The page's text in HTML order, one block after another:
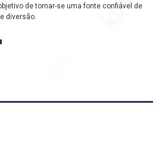
de tornar-se uma fonte confiável de
diversão.